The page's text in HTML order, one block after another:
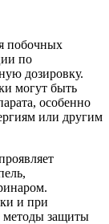
побочных
по
дозировку.
могут быть
особенно
или другим
и при
методы защиты